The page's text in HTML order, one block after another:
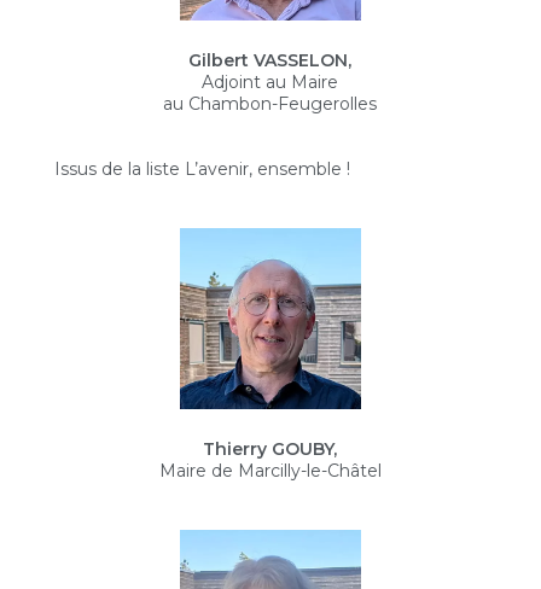
Gilbert VASSELON,
Adjoint au Maire
au Chambon-Feugerolles
Issus de la liste L’avenir, ensemble !
Thierry GOUBY,
Maire de Marcilly-le-Châtel